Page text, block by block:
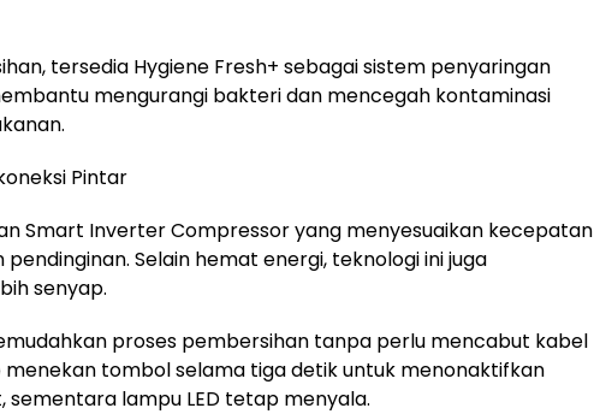
tersedia Hygiene Fresh+ sebagai sistem penyaringan
mengurangi bakteri dan mencegah kontaminasi
Pintar
Smart Inverter Compressor yang menyesuaikan kecepatan
Selain hemat energi, teknologi ini juga
senyap.
proses pembersihan tanpa perlu mencabut kabel
menekan tombol selama tiga detik untuk menonaktifkan
sementara lampu LED tetap menyala.